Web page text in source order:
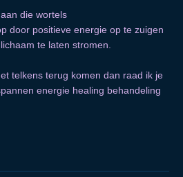
die wortels
door positieve energie op te zuigen
te laten stromen.
telkens terug komen dan raad ik je
energie healing behandeling